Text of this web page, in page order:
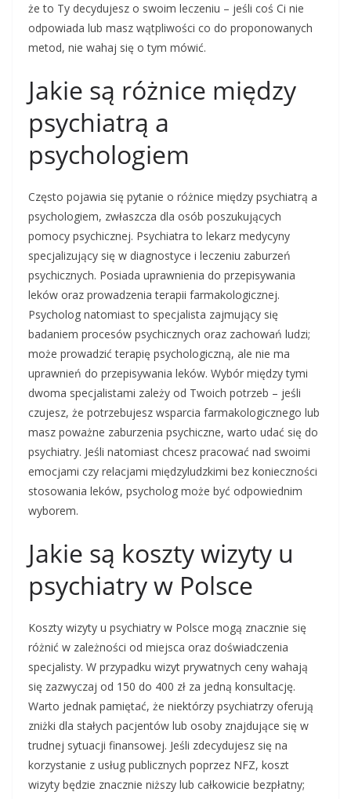
że to Ty decydujesz o swoim leczeniu – jeśli coś Ci nie
odpowiada lub masz wątpliwości co do proponowanych
metod, nie wahaj się o tym mówić.
Jakie są różnice między
psychiatrą a
psychologiem
Często pojawia się pytanie o różnice między psychiatrą a
psychologiem, zwłaszcza dla osób poszukujących
pomocy psychicznej. Psychiatra to lekarz medycyny
specjalizujący się w diagnostyce i leczeniu zaburzeń
psychicznych. Posiada uprawnienia do przepisywania
leków oraz prowadzenia terapii farmakologicznej.
Psycholog natomiast to specjalista zajmujący się
badaniem procesów psychicznych oraz zachowań ludzi;
może prowadzić terapię psychologiczną, ale nie ma
uprawnień do przepisywania leków. Wybór między tymi
dwoma specjalistami zależy od Twoich potrzeb – jeśli
czujesz, że potrzebujesz wsparcia farmakologicznego lub
masz poważne zaburzenia psychiczne, warto udać się do
psychiatry. Jeśli natomiast chcesz pracować nad swoimi
emocjami czy relacjami międzyludzkimi bez konieczności
stosowania leków, psycholog może być odpowiednim
wyborem.
Jakie są koszty wizyty u
psychiatry w Polsce
Koszty wizyty u psychiatry w Polsce mogą znacznie się
różnić w zależności od miejsca oraz doświadczenia
specjalisty. W przypadku wizyt prywatnych ceny wahają
się zazwyczaj od 150 do 400 zł za jedną konsultację.
Warto jednak pamiętać, że niektórzy psychiatrzy oferują
zniżki dla stałych pacjentów lub osoby znajdujące się w
trudnej sytuacji finansowej. Jeśli zdecydujesz się na
korzystanie z usług publicznych poprzez NFZ, koszt
wizyty będzie znacznie niższy lub całkowicie bezpłatny;